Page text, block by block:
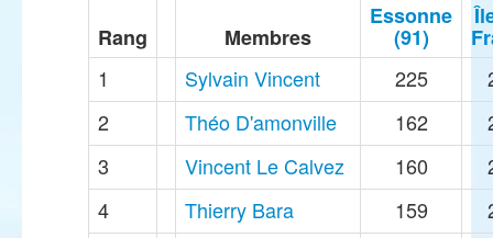
Rang Membres
Essonne
(91)
1
Sylvain Vincent 225
2
Théo D'amonville 162
3
Vincent Le Calvez 160
4
Thierry Bara 159